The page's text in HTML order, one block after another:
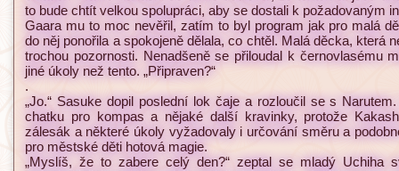
to bude chtít velkou spolupráci, aby se dostali k požadovaným
Gaara mu to moc nevěřil, zatím to byl program jak pro malá
do něj ponořila a spokojeně dělala, co chtěl. Malá děcka, která
trochou pozornosti. Nenadšeně se přiloudal k černovlasému
jiné úkoly než tento. „Připraven?“
.
„Jo.“ Sasuke dopil poslední lok čaje a rozloučil se s
chatku pro kompas a nějaké další kravinky, protože
zálesák a některé úkoly vyžadovaly i určování směru a
pro městské děti hotová magie.
„Myslíš, že to zabere celý den?“ zeptal se mladý Uchiha